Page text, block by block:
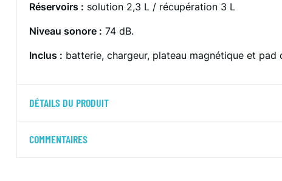
Réservoirs : solution 2,3 L / récupération 3 L
Niveau sonore : 74 dB.
Inclus : batterie, chargeur, plateau magnétique et pad
DÉTAILS DU PRODUIT
COMMENTAIRES